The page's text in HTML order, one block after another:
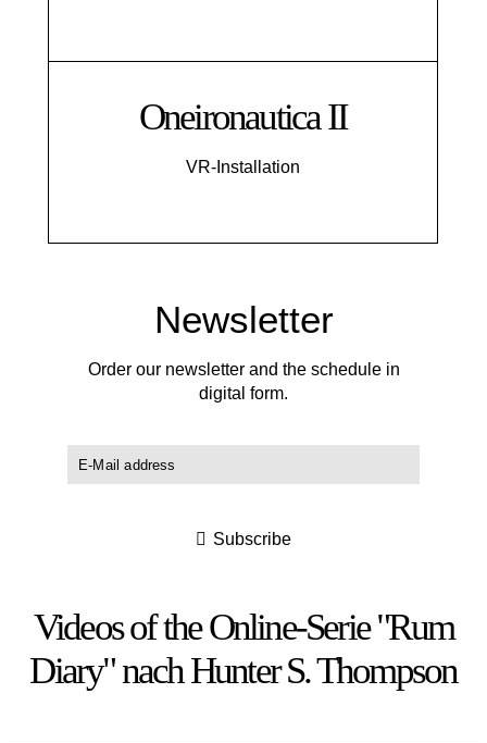
Oneironautica II
VR-Installation
Newsletter
Order our newsletter and the schedule in
digital form.
Subscribe
Videos of the Online-Serie "Rum
Diary" nach Hunter S. Thompson